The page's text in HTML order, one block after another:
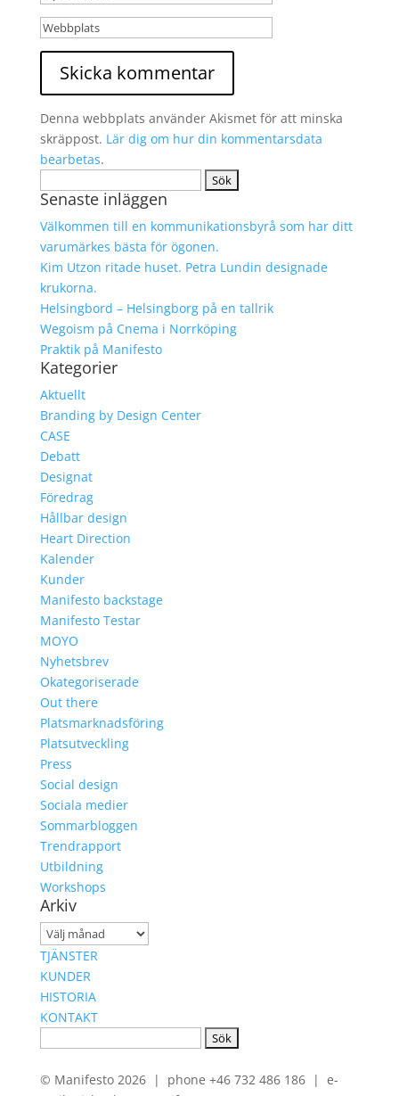
Denna webbplats använder Akismet för att minska
skräppost. Lär dig om hur din kommentarsdata
bearbetas.
efter:
Senaste inläggen
Välkommen till en kommunikationsbyrå som har ditt
varumärkes bästa för ögonen.
Kim Utzon ritade huset. Petra Lundin designade
krukorna.
Helsingbord – Helsingborg på en tallrik
Wegoism på Cnema i Norrköping
Praktik på Manifesto
Kategorier
Aktuellt
Branding by Design Center
CASE
Debatt
Designat
Föredrag
Hållbar design
Heart Direction
Kalender
Kunder
Manifesto backstage
Manifesto Testar
MOYO
Nyhetsbrev
Okategoriserade
Out there
Platsmarknadsföring
Platsutveckling
Press
Social design
Sociala medier
Sommarbloggen
Trendrapport
Utbildning
Workshops
Arkiv
Arkiv
TJÄNSTER
KUNDER
HISTORIA
KONTAKT
© Manifesto 2026 | phone +46 732 486 186 | e-